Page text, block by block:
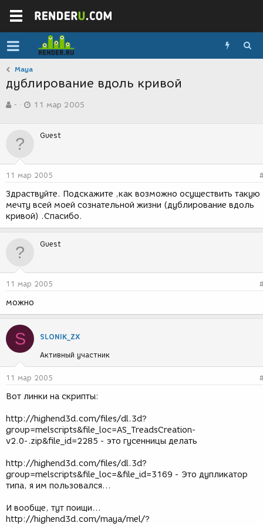
Maya
дублирование вдоль кривой
в
р
м
-
а
д
н
и
я
11 мар 2005
Guest
11 мар 2005
Здраствуйте. Подскажите ,как возможно осуществить такую
мечту всей моей сознательной жизни (дублирование вдоль
кривой) .Спасибо.
Guest
11 мар 2005
можно
S SLONIK_ZX
Активный участник
11 мар 2005
Вот линки на скрипты:
http://highend3d.com/files/dl.3d?
group=melscripts&file_loc=AS_TreadsCreation-
v2.0-.zip&file_id=2285 - это гусенницы делать
http://highend3d.com/files/dl.3d?
group=melscripts&file_loc=&file_id=3169 - Это дупликатор
типа, я им пользовался...
И вообще, тут поищи...
http://highend3d.com/maya/mel/?